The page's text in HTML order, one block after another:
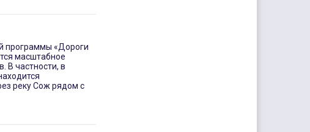
программы «Дороги
масштабное
В частности, в
реку Сож рядом с